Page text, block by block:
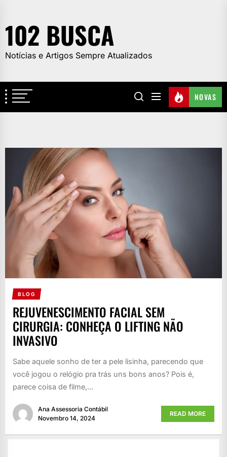
the
content
102 BUSCA
Notícias e Artigos Sempre Atualizados
NOVAS
BLOG
REJUVENESCIMENTO FACIAL SEM
CIRURGIA: CONHEÇA O LIFTING NÃO
INVASIVO
Sabe aquele sonho de ter a pele lisinha, parecendo que
você jogou o relógio pra trás uns bons anos? Pois é,
parece coisa de filme,...
Ana Assessoria Contábil
Novembro 14, 2024
READ MORE